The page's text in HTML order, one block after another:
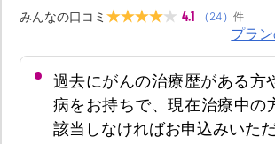
みんなの口コミ 4.1 （ 24 ） 件
プラ
過去にがんの治療歴がある方
病をお持ちで、現在治療中の
該当しなければお申込みいただ